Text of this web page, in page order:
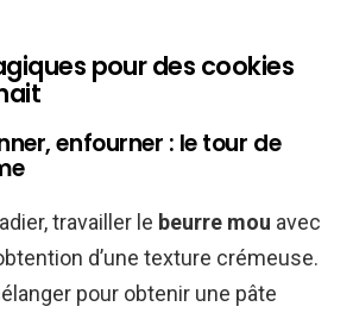
pour des cookies
enfourner : le tour de
travailler le beurre mou avec
d’une texture crémeuse.
pour obtenir une pâte